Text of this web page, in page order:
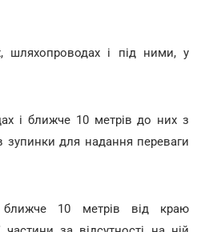
шляхопроводах і під ними, у
і ближче 10 метрів до них з
зупинки для надання переваги
10 метрів від краю